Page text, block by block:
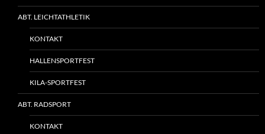
ABT. LEICHTATHLETIK
KONTAKT
HALLENSPORTFEST
KILA-SPORTFEST
ABT. RADSPORT
KONTAKT